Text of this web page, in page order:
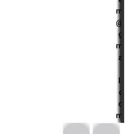
m
@
g
m
a
l.
c
o
m